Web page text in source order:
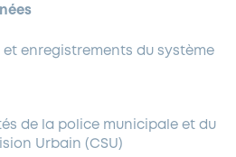
enregistrements du système
de la police municipale et du
Urbain (CSU)